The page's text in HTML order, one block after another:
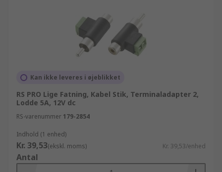
Kan ikke leveres i øjeblikket
RS PRO Lige Fatning, Kabel Stik, Terminaladapter 2,
Lodde 5A, 12V dc
RS-varenummer 179-2854
Indhold (1 enhed)
Kr. 39,53(ekskl. moms) Kr. 39,53/enhed
Antal